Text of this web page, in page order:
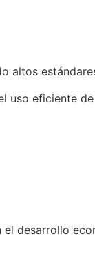
altos
uso eficiente
desarrollo